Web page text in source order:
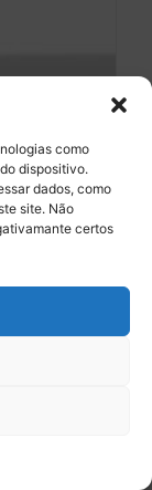
como
dispositivo.
dados, como
site. Não
certos